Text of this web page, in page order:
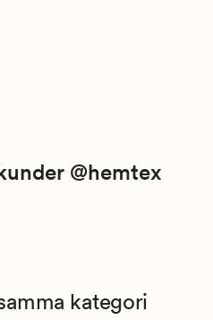
@hemtex
kategori